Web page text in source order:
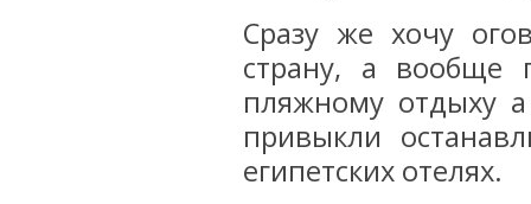
Сразу же хочу
страну, а вообще
пляжному отдыху
привыкли
египетских отелях.